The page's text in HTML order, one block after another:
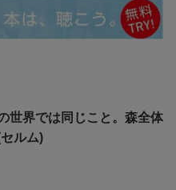
世界では同じこと。森全体
ルム)